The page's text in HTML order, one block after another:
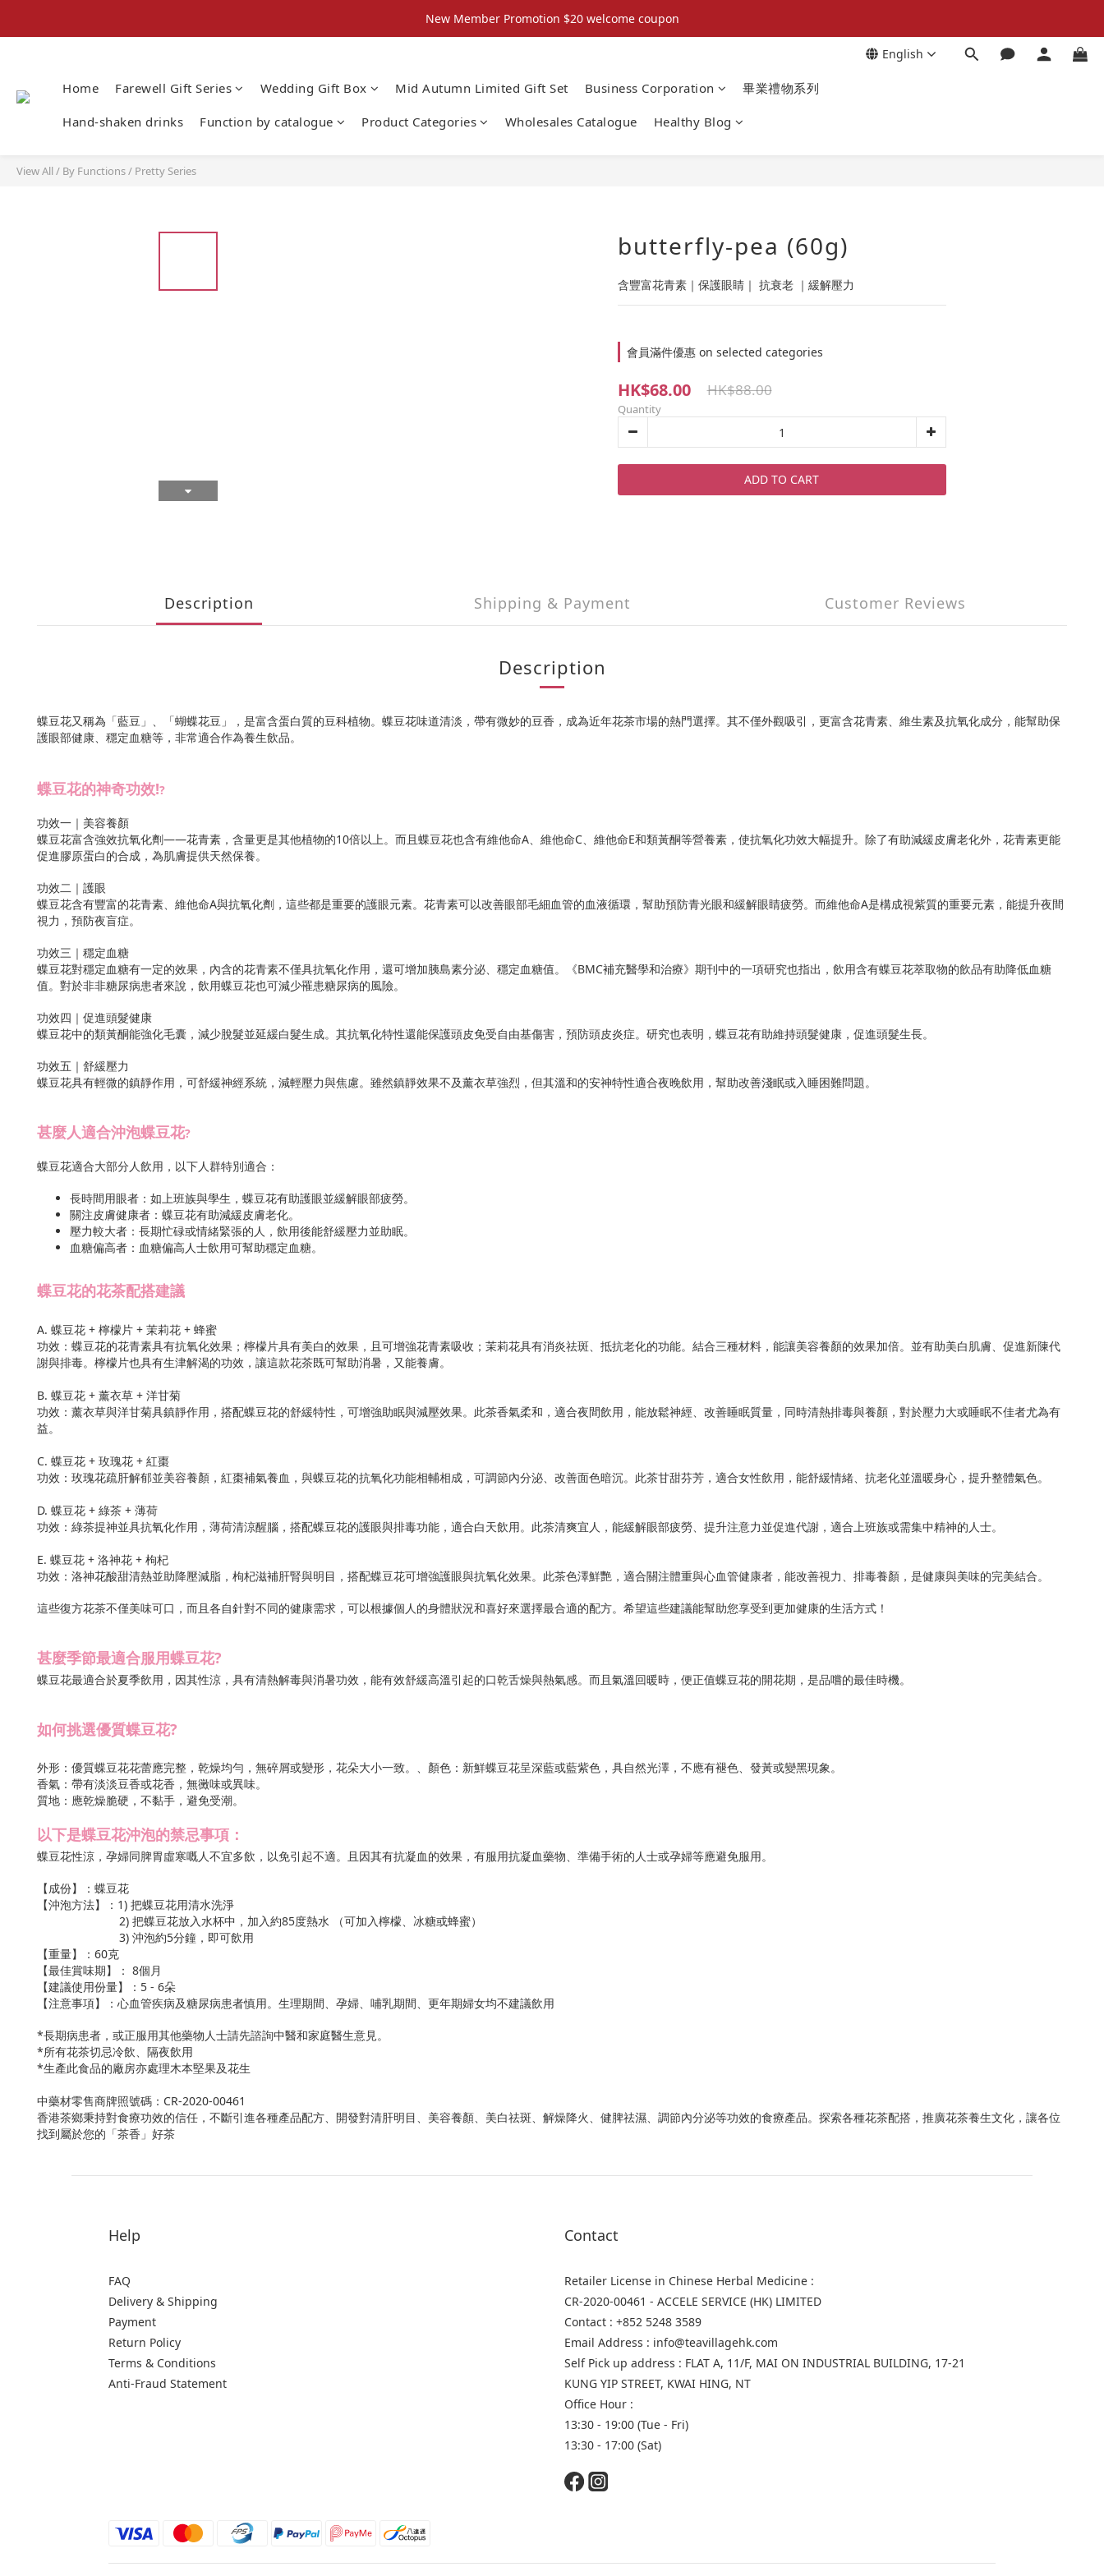
New Member Promotion $20 welcome coupon
New Member Promotion $20 welcome coupon
📦折後付款滿$300免運費 （香港、澳門）
New Member Promotion $20 welcome coupon
English
Home Farewell Gift Series Wedding Gift Box Mid Autumn Limited Gift Set Business Corporation 畢業禮物系列
Hand-shaken drinks Function by catalogue Product Categories Wholesales Catalogue Healthy Blog
View All/ By Functions/ Pretty Series
butterfly-pea (60g)
含豐富花青素｜保護眼睛｜ 抗衰老 ｜緩解壓力
會員滿件優惠 on selected categories
HK$68.00 HK$88.00
Quantity
ADD TO CART
Description Shipping & Payment Customer Reviews
Description
蝶豆花又稱為「藍豆」、「蝴蝶花豆」，是富含蛋白質的豆科植物。蝶豆花味道清淡，帶有微妙的豆香，成為近年花茶市場的熱門選擇。其不僅外觀吸引，更富含花青素、維生素及抗氧化成分，能幫助保
護眼部健康、穩定血糖等，非常適合作為養生飲品。
蝶豆花的神奇功效!?
功效一｜美容養顏
蝶豆花富含強效抗氧化劑——花青素，含量更是其他植物的10倍以上。而且蝶豆花也含有維他命A、維他命C、維他命E和類黃酮等營養素，使抗氧化功效大幅提升。除了有助減緩皮膚老化外，花青素更能
促進膠原蛋白的合成，為肌膚提供天然保養。
功效二｜護眼
蝶豆花含有豐富的花青素、維他命A與抗氧化劑，這些都是重要的護眼元素。花青素可以改善眼部毛細血管的血液循環，幫助預防青光眼和緩解眼睛疲勞。而維他命A是構成視紫質的重要元素，能提升夜間
視力，預防夜盲症。
功效三｜穩定血糖
蝶豆花對穩定血糖有一定的效果，內含的花青素不僅具抗氧化作用，還可增加胰島素分泌、穩定血糖值。《BMC補充醫學和治療》期刊中的一項研究也指出，飲用含有蝶豆花萃取物的飲品有助降低血糖
值。對於非非糖尿病患者來說，飲用蝶豆花也可減少罹患糖尿病的風險。
功效四｜促進頭髮健康
蝶豆花中的類黃酮能強化毛囊，減少脫髮並延緩白髮生成。其抗氧化特性還能保護頭皮免受自由基傷害，預防頭皮炎症。研究也表明，蝶豆花有助維持頭髮健康，促進頭髮生長。
功效五｜舒緩壓力
蝶豆花具有輕微的鎮靜作用，可舒緩神經系統，減輕壓力與焦慮。雖然鎮靜效果不及薰衣草強烈，但其溫和的安神特性適合夜晚飲用，幫助改善淺眠或入睡困難問題。
甚麼人適合沖泡蝶豆花?
蝶豆花適合大部分人飲用，以下人群特別適合：
長時間用眼者：如上班族與學生，蝶豆花有助護眼並緩解眼部疲勞。
關注皮膚健康者：蝶豆花有助減緩皮膚老化。
壓力較大者：長期忙碌或情緒緊張的人，飲用後能舒緩壓力並助眠。
血糖偏高者：血糖偏高人士飲用可幫助穩定血糖。
蝶豆花的花茶配搭建議
A. 蝶豆花 + 檸檬片 + 茉莉花 + 蜂蜜
功效：蝶豆花的花青素具有抗氧化效果；檸檬片具有美白的效果，且可增強花青素吸收；茉莉花具有消炎祛斑、抵抗老化的功能。結合三種材料，能讓美容養顏的效果加倍。並有助美白肌膚、促進新陳代
謝與排毒。檸檬片也具有生津解渴的功效，讓這款花茶既可幫助消暑，又能養膚。
B. 蝶豆花 + 薰衣草 + 洋甘菊
功效：薰衣草與洋甘菊具鎮靜作用，搭配蝶豆花的舒緩特性，可增強助眠與減壓效果。此茶香氣柔和，適合夜間飲用，能放鬆神經、改善睡眠質量，同時清熱排毒與養顏，對於壓力大或睡眠不佳者尤為有
益。
C. 蝶豆花 + 玫瑰花 + 紅棗
功效：玫瑰花疏肝解郁並美容養顏，紅棗補氣養血，與蝶豆花的抗氧化功能相輔相成，可調節內分泌、改善面色暗沉。此茶甘甜芬芳，適合女性飲用，能舒緩情緒、抗老化並溫暖身心，提升整體氣色。
D. 蝶豆花 + 綠茶 + 薄荷
功效：綠茶提神並具抗氧化作用，薄荷清涼醒腦，搭配蝶豆花的護眼與排毒功能，適合白天飲用。此茶清爽宜人，能緩解眼部疲勞、提升注意力並促進代謝，適合上班族或需集中精神的人士。
E. 蝶豆花 + 洛神花 + 枸杞
功效：洛神花酸甜清熱並助降壓減脂，枸杞滋補肝腎與明目，搭配蝶豆花可增強護眼與抗氧化效果。此茶色澤鮮艷，適合關注體重與心血管健康者，能改善視力、排毒養顏，是健康與美味的完美結合。
這些復方花茶不僅美味可口，而且各自針對不同的健康需求，可以根據個人的身體狀況和喜好來選擇最合適的配方。希望這些建議能幫助您享受到更加健康的生活方式！
甚麼季節最適合服用蝶豆花?
蝶豆花最適合於夏季飲用，因其性涼，具有清熱解毒與消暑功效，能有效舒緩高溫引起的口乾舌燥與熱氣感。而且氣溫回暖時，便正值蝶豆花的開花期，是品嚐的最佳時機。
如何挑選優質蝶豆花?
外形：優質蝶豆花花蕾應完整，乾燥均勻，無碎屑或變形，花朵大小一致。、顏色：新鮮蝶豆花呈深藍或藍紫色，具自然光澤，不應有褪色、發黃或變黑現象。
香氣：帶有淡淡豆香或花香，無黴味或異味。
質地：應乾燥脆硬，不黏手，避免受潮。
以下是蝶豆花沖泡的禁忌事項：
蝶豆花性涼，孕婦同脾胃虛寒嘅人不宜多飲，以免引起不適。且因其有抗凝血的效果，有服用抗凝血藥物、準備手術的人士或孕婦等應避免服用。
【成份】：蝶豆花
【沖泡方法】：1) 把蝶豆花用清水洗淨
2) 把蝶豆花放入水杯中，加入約85度熱水 （可加入檸檬、冰糖或蜂蜜）
3) 沖泡約5分鐘，即可飲用
【重量】：60克
【最佳賞味期】： 8個月
【建議使用份量】：5 - 6朵
【注意事項】：心血管疾病及糖尿病患者慎用。生理期間、孕婦、哺乳期間、更年期婦女均不建議飲用
*長期病患者，或正服用其他藥物人士請先諮詢中醫和家庭醫生意見。
*所有花茶切忌冷飲、隔夜飲用
*生產此食品的廠房亦處理木本堅果及花生
中藥材零售商牌照號碼：CR-2020-00461
香港茶鄉秉持對食療功效的信任，不斷引進各種產品配方、開發對清肝明目、美容養顏、美白祛斑、解燥降火、健脾祛濕、調節內分泌等功效的食療產品。探索各種花茶配搭，推廣花茶養生文化，讓各位
找到屬於您的「茶香」好茶
Help
FAQ
Delivery & Shipping
Payment
Return Policy
Terms & Conditions
Anti-Fraud Statement
Contact
Retailer License in Chinese Herbal Medicine :
CR-2020-00461 - ACCELE SERVICE (HK) LIMITED
Contact : +852 5248 3589
Email Address : info@teavillagehk.com
Self Pick up address : FLAT A, 11/F, MAI ON INDUSTRIAL BUILDING, 17-21
KUNG YIP STREET, KWAI HING, NT
Office Hour :
13:30 - 19:00 (Tue - Fri)
13:30 - 17:00 (Sat)